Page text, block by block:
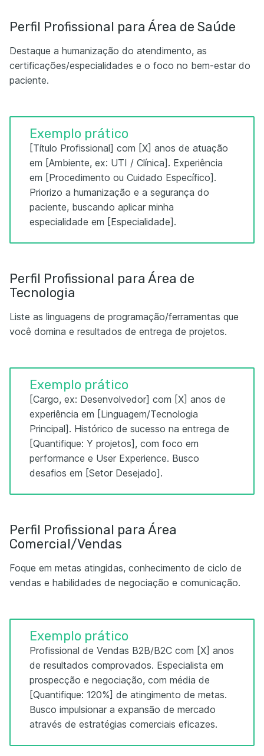
Perfil Profissional para Área de Saúde
Destaque a humanização do atendimento, as
certificações/especialidades e o foco no bem-estar do
paciente.
Exemplo prático
[Título Profissional] com [X] anos de atuação
em [Ambiente, ex: UTI / Clínica]. Experiência
em [Procedimento ou Cuidado Específico].
Priorizo a humanização e a segurança do
paciente, buscando aplicar minha
especialidade em [Especialidade].
Perfil Profissional para Área de
Tecnologia
Liste as linguagens de programação/ferramentas que
você domina e resultados de entrega de projetos.
Exemplo prático
[Cargo, ex: Desenvolvedor] com [X] anos de
experiência em [Linguagem/Tecnologia
Principal]. Histórico de sucesso na entrega de
[Quantifique: Y projetos], com foco em
performance e User Experience. Busco
desafios em [Setor Desejado].
Perfil Profissional para Área
Comercial/Vendas
Foque em metas atingidas, conhecimento de ciclo de
vendas e habilidades de negociação e comunicação.
Exemplo prático
Profissional de Vendas B2B/B2C com [X] anos
de resultados comprovados. Especialista em
prospecção e negociação, com média de
[Quantifique: 120%] de atingimento de metas.
Busco impulsionar a expansão de mercado
através de estratégias comerciais eficazes.